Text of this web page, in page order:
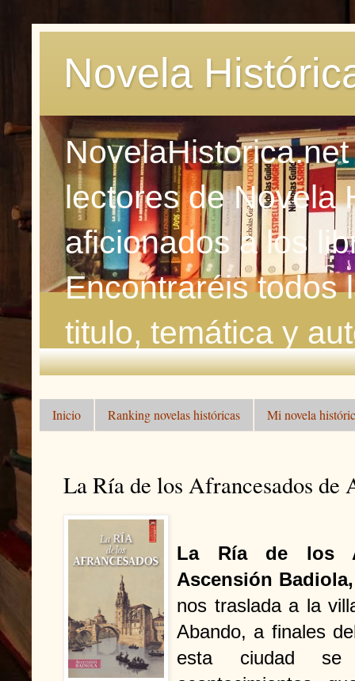
Novela
lectores de Novela
aficionados a los
Encontraréis todos
titulo, temática y
Inicio Ranking novelas históricas Mi novela
La Ría de los Afrancesados de
La Ría de los
Ascensión
nos traslada a la
Abando, a finales
esta ciudad